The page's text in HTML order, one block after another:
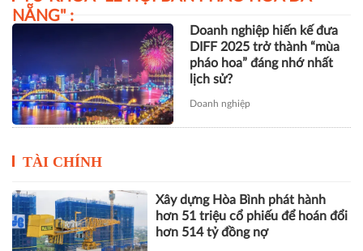
TÀI CHÍNH
Xây dựng Hòa Bình phát hành
hơn 51 triệu cổ phiếu để hoán đổi
hơn 514 tỷ đồng nợ
Novaland báo lãi 912 tỷ đồng,
khoản thu tài chính hơn 1.700 tỷ
đồng trở thành điểm tựa lợi